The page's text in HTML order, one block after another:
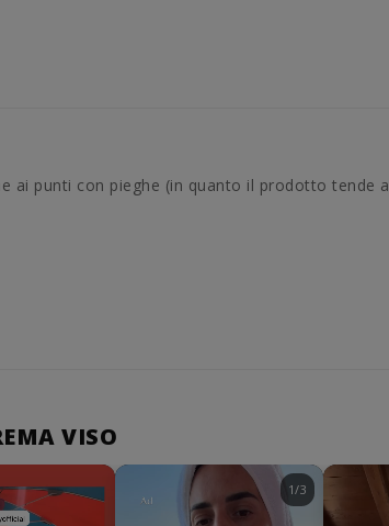
ai punti con pieghe (in quanto il prodotto tende a
VISO
1/3